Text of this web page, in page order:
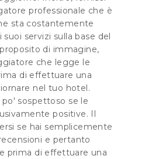
professionale che è
sta costantemente
servizi sulla base del
di immagine,
che legge le
di effettuare una
nel tuo hotel.
sospettoso se le
positive. Il
se hai semplicemente
e pertanto
prima di effettuare una